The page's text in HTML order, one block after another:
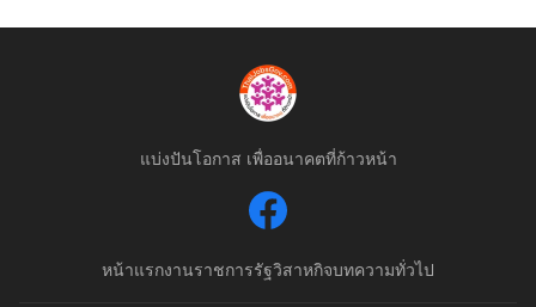
แบ่งปันโอกาส เพื่ออนาคตที่ก้าวหน้า
หน้าแรกงานราชการรัฐวิสาหกิจบทความทั่วไป